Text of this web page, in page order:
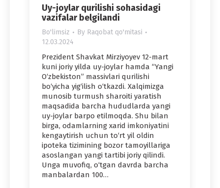
Uy-joylar qurilishi sohasidagi
vazifalar belgilandi
Bo'limsiz By Raqobat qo'mitasi
12.03.2024
Prezident Shavkat Mirziyoyev 12-mart
kuni joriy yilda uy-joylar hamda “Yangi
O‘zbekiston” massivlari qurilishi
bo‘yicha yig‘ilish o‘tkazdi. Xalqimizga
munosib turmush sharoiti yaratish
maqsadida barcha hududlarda yangi
uy-joylar barpo etilmoqda. Shu bilan
birga, odamlarning xarid imkoniyatini
kengaytirish uchun to‘rt yil oldin
ipoteka tizimining bozor tamoyillariga
asoslangan yangi tartibi joriy qilindi.
Unga muvofiq, o‘tgan davrda barcha
manbalardan 100…